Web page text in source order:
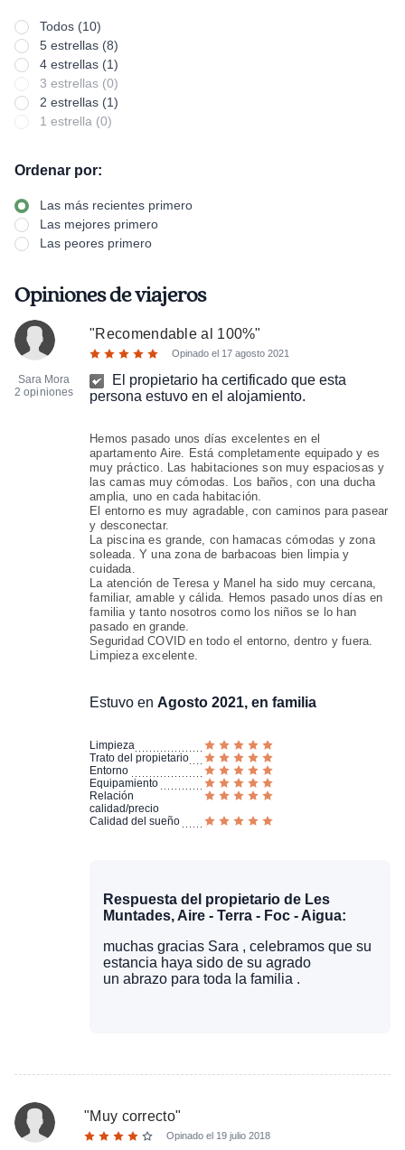
Todos (10)
5 estrellas (8)
4 estrellas (1)
3 estrellas (0)
2 estrellas (1)
1 estrella (0)
Ordenar por:
Las más recientes primero
Las mejores primero
Las peores primero
Opiniones de viajeros
Sara Mora
2 opiniones
"Recomendable al 100%"
Opinado el 17 agosto 2021
El propietario ha certificado que esta
persona estuvo en el alojamiento.
Hemos pasado unos días excelentes en el
apartamento Aire. Está completamente equipado y es
muy práctico. Las habitaciones son muy espaciosas y
las camas muy cómodas. Los baños, con una ducha
amplia, uno en cada habitación.
El entorno es muy agradable, con caminos para pasear
y desconectar.
La piscina es grande, con hamacas cómodas y zona
soleada. Y una zona de barbacoas bien limpia y
cuidada.
La atención de Teresa y Manel ha sido muy cercana,
familiar, amable y cálida. Hemos pasado unos días en
familia y tanto nosotros como los niños se lo han
pasado en grande.
Seguridad COVID en todo el entorno, dentro y fuera.
Limpieza excelente.
Estuvo en Agosto 2021, en familia
Limpieza
Trato del propietario
Entorno
Equipamiento
Relación
calidad/precio
Calidad del sueño
Respuesta del propietario de Les
Muntades, Aire - Terra - Foc - Aigua:
muchas gracias Sara , celebramos que su
estancia haya sido de su agrado
un abrazo para toda la familia .
"Muy correcto"
Opinado el 19 julio 2018